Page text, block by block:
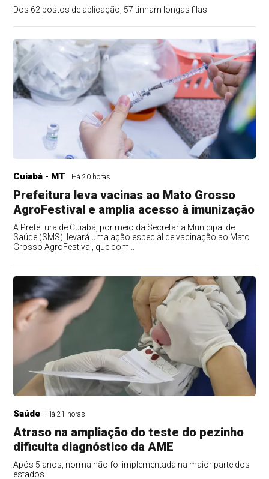
Dos 62 postos de aplicação, 57 tinham longas filas
Cuiabá - MT Há 20 horas
Prefeitura leva vacinas ao Mato Grosso
AgroFestival e amplia acesso à imunização
A Prefeitura de Cuiabá, por meio da Secretaria Municipal de
Saúde (SMS), levará uma ação especial de vacinação ao Mato
Grosso AgroFestival, que com...
Saúde Há 21 horas
Atraso na ampliação do teste do pezinho
dificulta diagnóstico da AME
Após 5 anos, norma não foi implementada na maior parte dos
estados